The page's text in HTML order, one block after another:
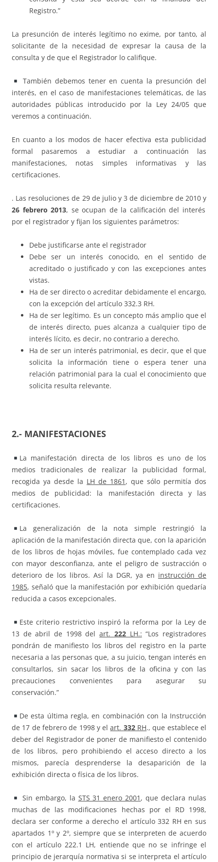
Registro.”
La presunción de interés legítimo no exime, por tanto, al
solicitante de la necesidad de expresar la causa de la
consulta y de que el Registrador lo califique.
También debemos tener en cuenta la presunción del
interés, en el caso de manifestaciones telemáticas, de las
autoridades públicas introducido por la Ley 24/05 que
veremos a continuación.
En cuanto a los modos de hacer efectiva esta publicidad
formal pasaremos a estudiar a continuación las
manifestaciones, notas simples informativas y las
certificaciones.
. Las resoluciones de 29 de julio y 3 de diciembre de 2010 y
26 febrero 2013, se ocupan de la calificación del interés
por el registrador y fijan los siguientes parámetros:
Debe justificarse ante el registrador
Debe ser un interés conocido, en el sentido de
acreditado o justificado y con las excepciones antes
vistas.
Ha de ser directo o acreditar debidamente el encargo,
con la excepción del artículo 332.3 RH.
Ha de ser legítimo. Es un concepto más amplio que el
de interés directo, pues alcanza a cualquier tipo de
interés lícito, es decir, no contrario a derecho.
Ha de ser un interés patrimonial, es decir, que el que
solicita la información tiene o espera tener una
relación patrimonial para la cual el conocimiento que
solicita resulta relevante.
2.- MANIFESTACIONES
La manifestación directa de los libros es uno de los
medios tradicionales de realizar la publicidad formal,
recogida ya desde la LH de 1861 , que sólo permitía dos
medios de publicidad: la manifestación directa y las
certificaciones.
La generalización de la nota simple restringió la
aplicación de la manifestación directa que, con la aparición
de los libros de hojas móviles, fue contemplado cada vez
con mayor desconfianza, ante el peligro de sustracción o
deterioro de los libros. Así la DGR, ya en instrucción de
1985, señaló que la manifestación por exhibición quedaría
reducida a casos excepcionales.
Este criterio restrictivo inspiró la reforma por la Ley de
13 de abril de 1998 delart. 222LH.: “Los registradores
pondrán de manifiesto los libros del registro en la parte
necesaria a las personas que, a su juicio, tengan interés en
consultarlos, sin sacar los libros de la oficina y con las
precauciones convenientes para asegurar su
conservación.”
De esta última regla, en combinación con la Instrucción
de 17 de febrero de 1998 y elart. 332RH., que establece el
deber del Registrador de poner de manifiesto el contenido
de los libros, pero prohibiendo el acceso directo a los
mismos, parecía desprenderse la desaparición de la
exhibición directa o física de los libros.
Sin embargo, la STS 31 enero 2001 , que declara nulas
muchas de las modificaciones hechas por el RD 1998,
declara ser conforme a derecho el artículo 332 RH en sus
apartados 1º y 2º, siempre que se interpreten de acuerdo
con el artículo 222.1 LH, entiende que no se infringe el
principio de jerarquía normativa si se interpreta el artículo